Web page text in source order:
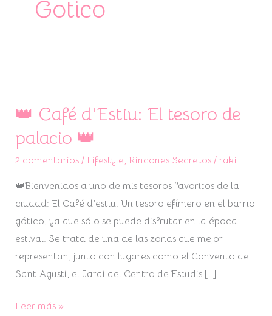
Gotico
👑 Café d'Estiu: El tesoro de
palacio 👑
2 comentarios / Lifestyle, Rincones Secretos/ raki
👑Bienvenidos a uno de mis tesoros favoritos de la
ciudad: El Café d’estiu. Un tesoro efímero en el barrio
gótico, ya que sólo se puede disfrutar en la época
estival. Se trata de una de las zonas que mejor
representan, junto con lugares como el Convento de
Sant Agustí, el Jardí del Centro de Estudis […]
👑
d'Estiu:
El
tesoro
de
palacio
👑
Leer más »